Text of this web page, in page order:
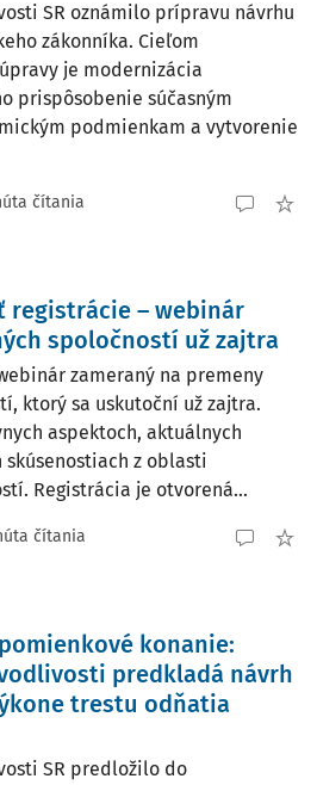
SR oznámilo prípravu návrhu
zákonníka. Cieľom
je modernizácia
prispôsobenie súčasným
podmienkam a vytvorenie
čítania
registrácie – webinár
spoločností už zajtra
zameraný na premeny
ktorý sa uskutoční už zajtra.
aspektoch, aktuálnych
z oblasti
Registrácia je otvorená...
čítania
konanie:
predkladá návrh
trestu odňatia
SR predložilo do